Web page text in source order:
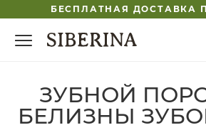
БЕСПЛАТНАЯ ДОСТАВКА
ЗУБНОЙ
БЕЛИЗНЫ